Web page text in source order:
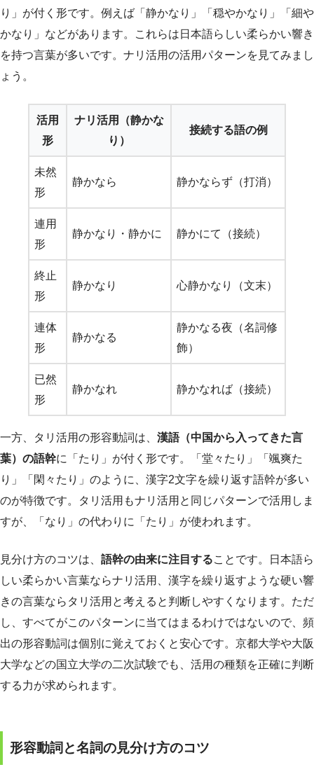
り」が付く形です。例えば「静かなり」「穏やかなり」「細や
かなり」などがあります。これらは日本語らしい柔らかい響き
を持つ言葉が多いです。ナリ活用の活用パターンを見てみまし
ょう。
活用
形
ナリ活用（静かな
り）
接続する語の例
未然
形
静かなら 静かならず（打消）
連用
形
静かなり・静かに 静かにて（接続）
終止
形
静かなり 心静かなり（文末）
連体
形
静かなる
静かなる夜（名詞修
飾）
已然
形
静かなれ 静かなれば（接続）
一方、タリ活用の形容動詞は、 漢語（中国から入ってきた言
葉）の語幹に「たり」が付く形です。「堂々たり」「颯爽た
り」「閑々たり」のように、漢字2文字を繰り返す語幹が多い
のが特徴です。タリ活用もナリ活用と同じパターンで活用しま
すが、「なり」の代わりに「たり」が使われます。
見分け方のコツは、 語幹の由来に注目することです。日本語ら
しい柔らかい言葉ならナリ活用、漢字を繰り返すような硬い響
きの言葉ならタリ活用と考えると判断しやすくなります。ただ
し、すべてがこのパターンに当てはまるわけではないので、頻
出の形容動詞は個別に覚えておくと安心です。京都大学や大阪
大学などの国立大学の二次試験でも、活用の種類を正確に判断
する力が求められます。
形容動詞と名詞の見分け方のコツ